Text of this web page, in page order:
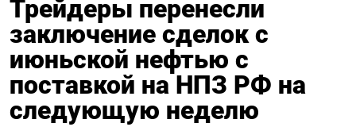
Трейдеры перенесли
заключение сделок с
июньской нефтью с
поставкой на НПЗ РФ на
следующую неделю